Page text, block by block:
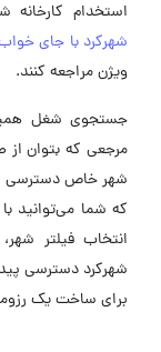
استخدام کارخانه
شهرکرد با جای
ویژن مراجعه کنند.
جستجوی شغل
مرجعی که بتوان
شهر خاص دسترسی
که شما می‌توانید
انتخاب فیلتر
شهرکرد دسترسی
برای ساخت یک